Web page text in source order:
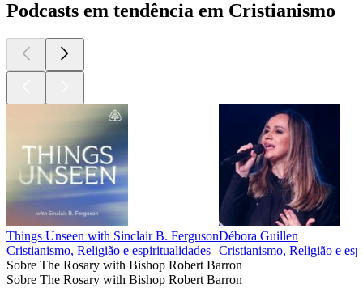
Podcasts em tendência em Cristianismo
Things Unseen with Sinclair B. Ferguson
Cristianismo, Religião e espiritualidades
Débora Guillen
Cristianismo, Religião e
Sobre The Rosary with Bishop Robert Barron
Sobre The Rosary with Bishop Robert Barron